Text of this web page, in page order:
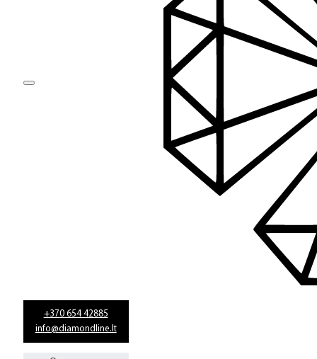
+370 654 42885
info@diamondline.lt